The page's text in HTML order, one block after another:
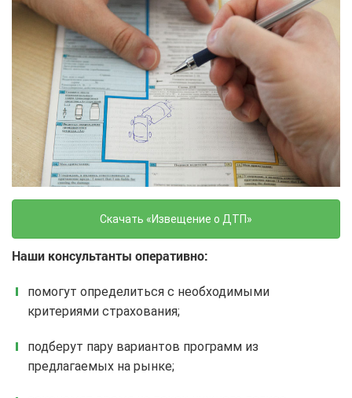
Скачать «Извещение о ДТП»
Наши консультанты оперативно:
помогут определиться с необходимыми
критериями страхования;
подберут пару вариантов программ из
предлагаемых на рынке;